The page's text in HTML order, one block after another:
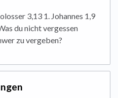
3,13 1. Johannes 1,9
du nicht vergessen
zu vergeben?